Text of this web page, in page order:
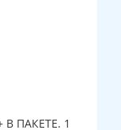
ПАКЕТЕ. 1